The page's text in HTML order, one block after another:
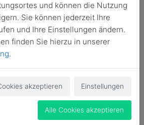
Veranstaltung
und können die Nutzung
Sie können jederzeit Ihre
und Ihre Einstellungen ändern.
finden Sie hierzu in unserer
.
akzeptieren Einstellungen
Alle Cookies akzeptieren